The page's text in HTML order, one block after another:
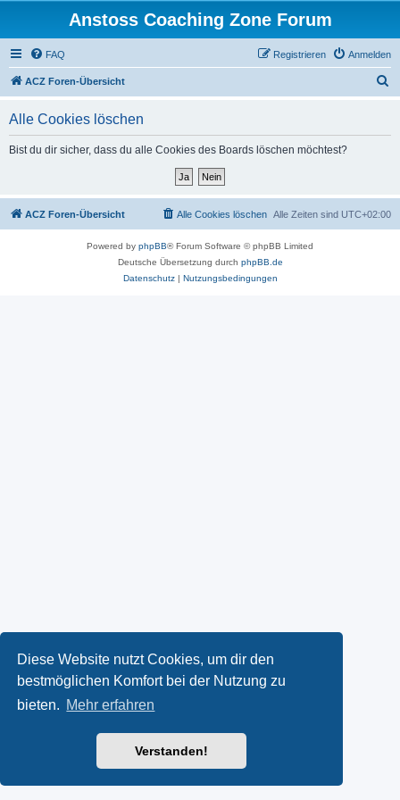
Diese Website nutzt Cookies, um dir den
bestmöglichen Komfort bei der Nutzung zu
bieten. Mehr erfahren
Verstanden!
Anstoss Coaching Zone Forum
FAQ Anmelden
Registrieren
ACZ Foren-Übersicht
Alle Cookies löschen
Bist du dir sicher, dass du alle Cookies des Boards löschen möchtest?
ACZ Foren-Übersicht Alle Zeiten sind UTC+02:00
Alle Cookies löschen
Powered by phpBB® Forum Software © phpBB Limited
Deutsche Übersetzung durch phpBB.de
Datenschutz| Nutzungsbedingungen